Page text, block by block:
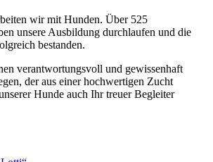
wir mit Hunden. Über 525
unsere Ausbildung durchlaufen und die
bestanden.
verantwortungsvoll und gewissenhaft
der aus einer hochwertigen Zucht
Hunde auch Ihr treuer Begleiter